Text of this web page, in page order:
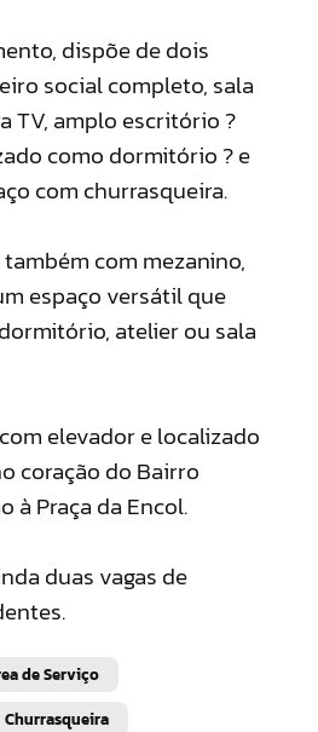
dispõe de dois
social completo, sala
TV, amplo escritório ?
como dormitório ? e
com churrasqueira.
com mezanino,
espaço versátil que
atelier ou sala
elevador e localizado
coração do Bairro
à Praça da Encol.
duas vagas de
de Serviço
Churrasqueira